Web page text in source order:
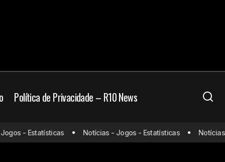
Política de Privacidade – R10 News
Atlético desiste de efeito suspensivo
e atuará sem torcida contra o Athletico,
na Arena MRV
- Estatísticas Notícias - Jogos - Estatísticas Notícias -